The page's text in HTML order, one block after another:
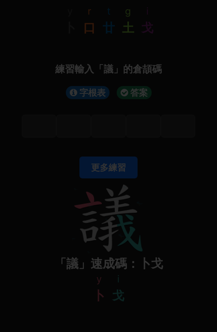
r
口
t
廿
g
土
i
戈
練習輸入「議」的倉頡碼
字根表 答案
更多練習
「議」速成碼：卜戈
y
卜
i
戈